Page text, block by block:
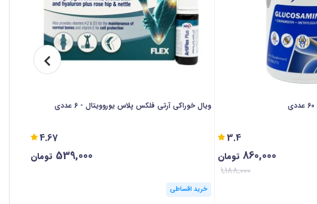
3.4
860,000 تومان
1,188,000
ویال خوراکی آرتی فلکس پلاس یوروویتال - 6 عددی
4.67
539,000 تومان
خرید اقساطی